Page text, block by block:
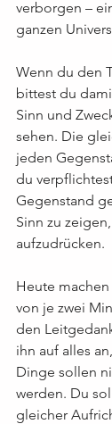
verborgen –
ganzen
Wenn du den
bittest du
Sinn und
sehen. Die
jeden
du
Gegenstand
Sinn zu
aufzudrücken.
Heute
von je zwei
den
ihn auf alles
Dinge sollen
werden. Du
gleicher